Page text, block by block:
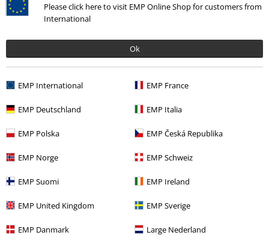
Please click here to visit EMP Online Shop for customers from
International
Ok
EMP International EMP France
EMP Deutschland EMP Italia
EMP Polska EMP Česká Republika
EMP Norge EMP Schweiz
EMP Suomi EMP Ireland
EMP United Kingdom EMP Sverige
EMP Danmark Large Nederland
Ropa & accesorios Camisetas
Hombre Ropa Camisetas Camisetas
Ofertas % Merch de Bandas Tallas Grandes